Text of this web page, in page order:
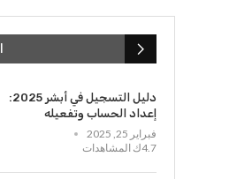
دليل التسجيل في أبشر 2025:
إعداد الحساب وتفعيله
فبراير 25, 2025
4.7ك المشاهدات